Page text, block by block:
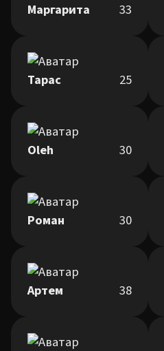
Маргарита 33
Тарас 25
Oleh 30
Роман 30
Артем 38